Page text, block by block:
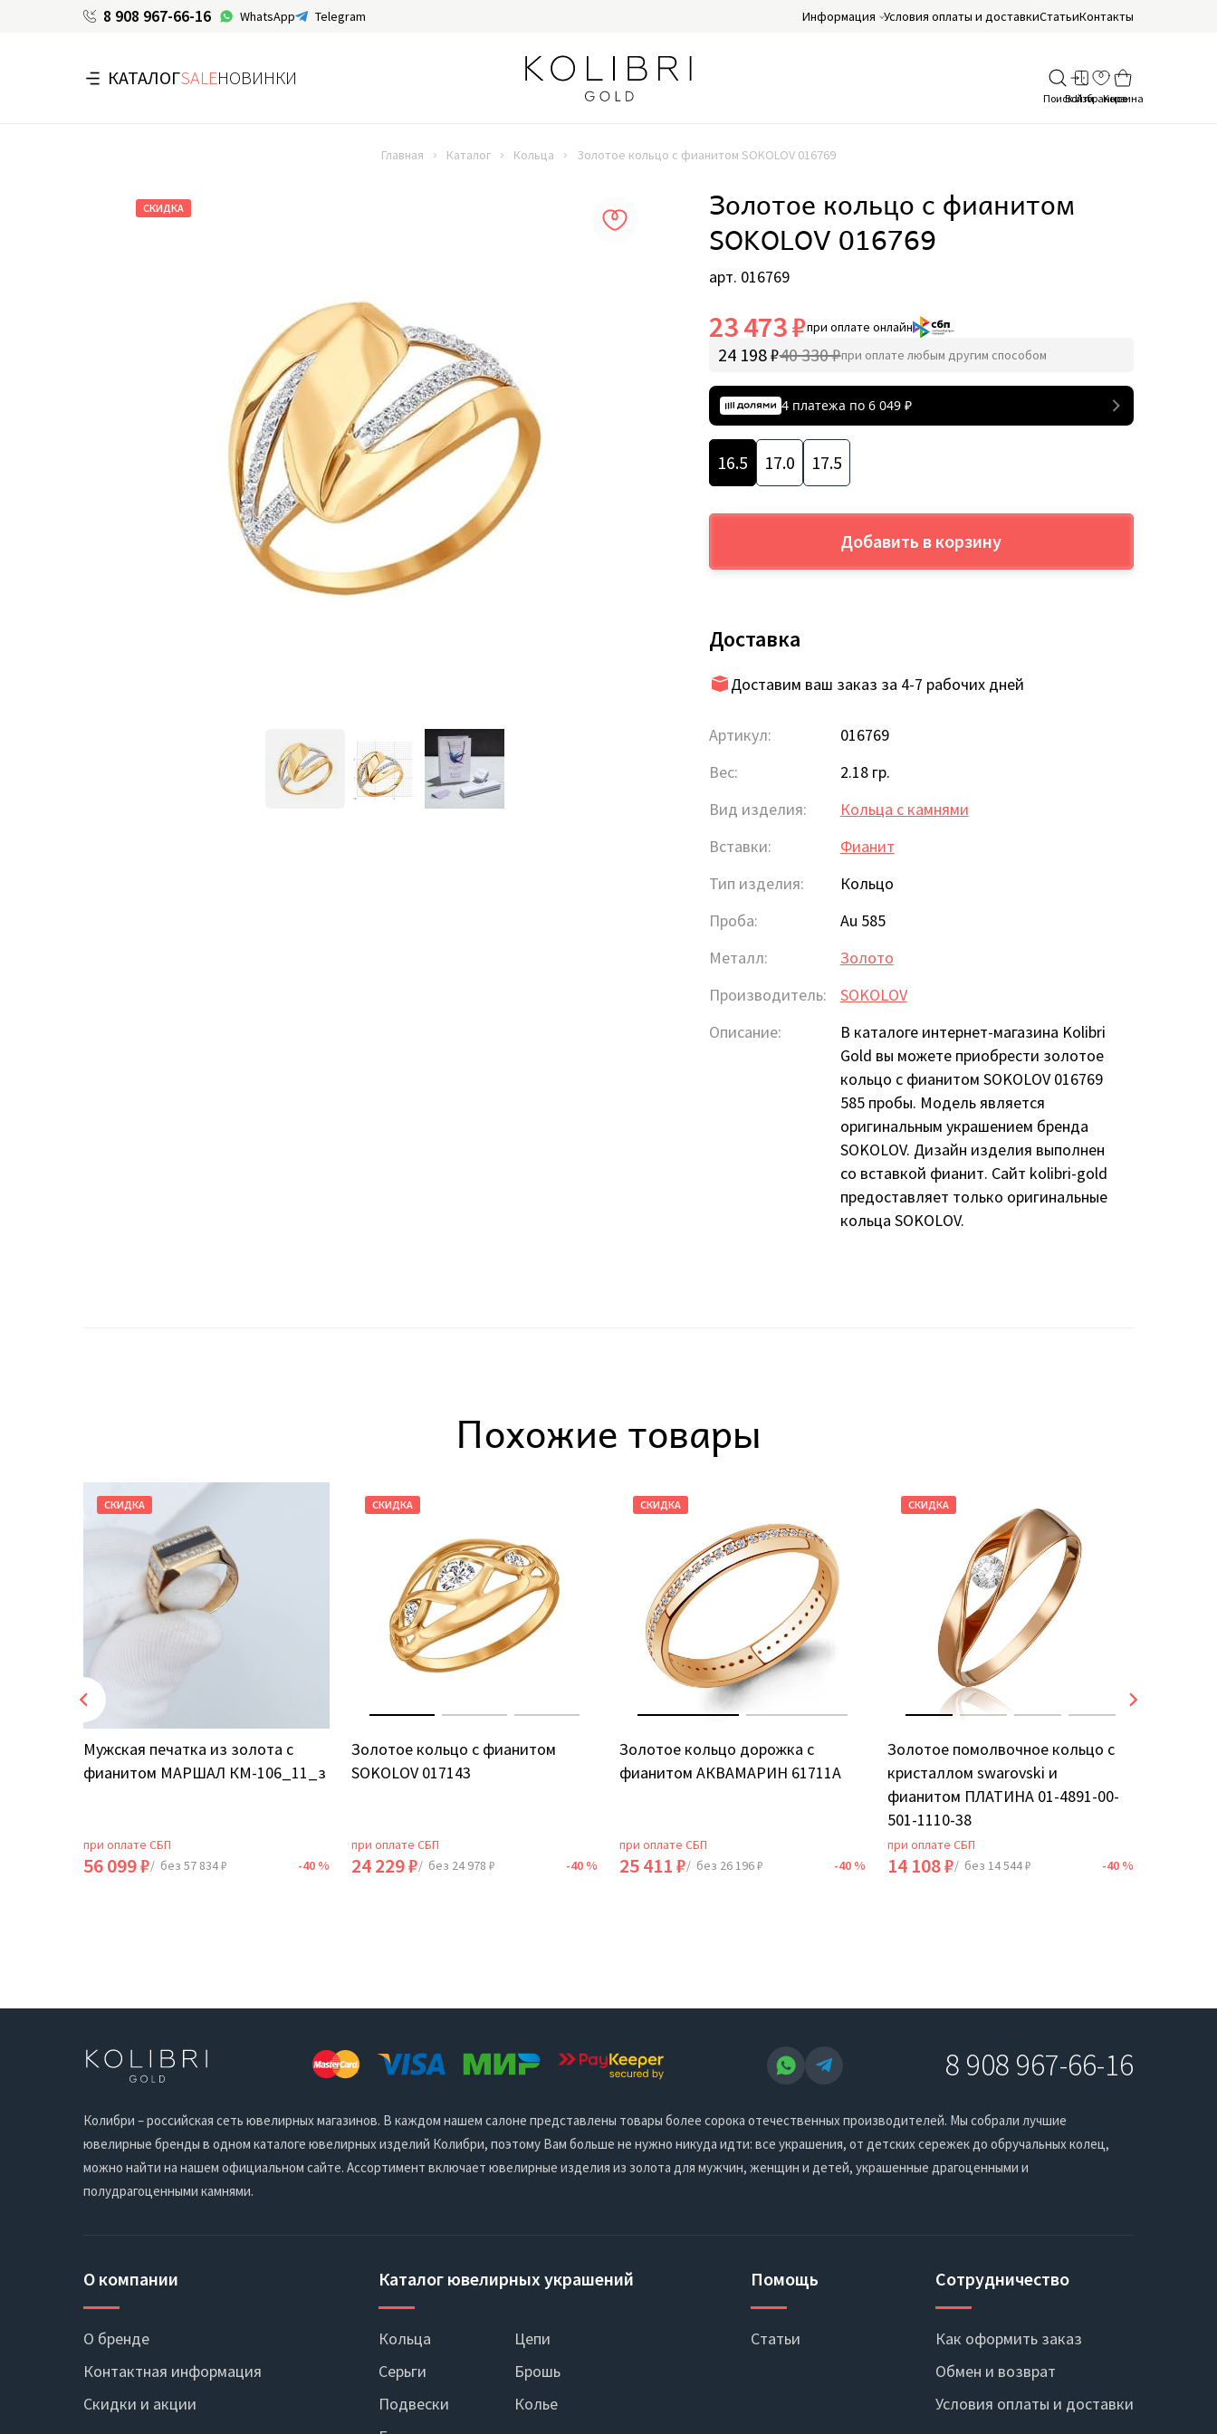
8 908 967-66-16 WhatsApp Telegram Информация Условия оплаты и доставкиСтатьиКонтакты
КАТАЛОГSALEНОВИНКИ
Главная Каталог Кольца Золотое кольцо с фианитом SOKOLOV 016769
СКИДКА Золотое кольцо с фианитом
SOKOLOV 016769
арт. 016769
23 473 ₽при оплате онлайн
24 198 ₽40 330 ₽при оплате любым другим способом
4 платежа по 6 049₽
16.5 17.0 17.5
Добавить в корзину
Доставка
Доставим ваш заказ за 4-7 рабочих дней
Артикул:
016769
Вес:
2.18 гр.
Вид изделия:
Кольца с камнями
Вставки:
Фианит
Тип изделия:
Кольцо
Проба:
Au 585
Металл:
Золото
Производитель:
SOKOLOV
Описание:
В каталоге интернет-магазина Kolibri
Gold вы можете приобрести золотое
кольцо с фианитом SOKOLOV 016769
585 пробы. Модель является
оригинальным украшением бренда
SOKOLOV. Дизайн изделия выполнен
со вставкой фианит. Сайт kolibri-gold
предоставляет только оригинальные
кольца SOKOLOV.
Похожие товары
СКИДКА
Мужская печатка из золота с
фианитом МАРШАЛ КМ-106_11_з
при оплате СБП
56 099 ₽/ без 57 834 ₽ -40 %
СКИДКА
Золотое кольцо с фианитом
SOKOLOV 017143
при оплате СБП
24 229 ₽/ без 24 978 ₽ -40 %
СКИДКА
Золотое кольцо дорожка с
фианитом АКВАМАРИН 61711А
при оплате СБП
25 411 ₽/ без 26 196 ₽ -40 %
СКИДКА
Золотое помолвочное кольцо с
кристаллом swarovski и
фианитом ПЛАТИНА 01-4891-00-
501-1110-38
при оплате СБП
14 108 ₽/ без 14 544 ₽ -40 %
8 908 967-66-16
Колибри – российская сеть ювелирных магазинов. В каждом нашем салоне представлены товары более сорока отечественных производителей. Мы собрали лучшие
ювелирные бренды в одном каталоге ювелирных изделий Колибри, поэтому Вам больше не нужно никуда идти: все украшения, от детских сережек до обручальных колец,
можно найти на нашем официальном сайте. Ассортимент включает ювелирные изделия из золота для мужчин, женщин и детей, украшенные драгоценными и
полудрагоценными камнями.
О компании
О бренде
Контактная информация
Скидки и акции
Каталог ювелирных украшений
Кольца
Серьги
Подвески
Цепи
Брошь
Колье
Помощь
Статьи
Сотрудничество
Как оформить заказ
Обмен и возврат
Условия оплаты и доставки